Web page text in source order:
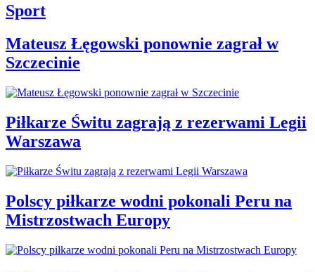
Sport
Mateusz Łęgowski ponownie zagrał w
Szczecinie
Piłkarze Świtu zagrają z rezerwami Legii
Warszawa
Polscy piłkarze wodni pokonali Peru na
Mistrzostwach Europy